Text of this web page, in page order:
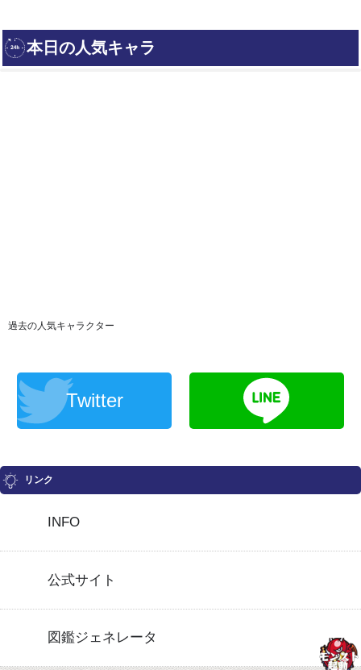
過去の人気キャラクター
Twitter
リンク
INFO
公式サイト
図鑑ジェネレータ